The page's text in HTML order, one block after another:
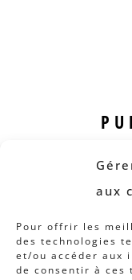
aux
Pour offrir les
des technologies
et/ou accéder aux
de consentir à ces
Revue B.I.S.
Rapports et
Articles